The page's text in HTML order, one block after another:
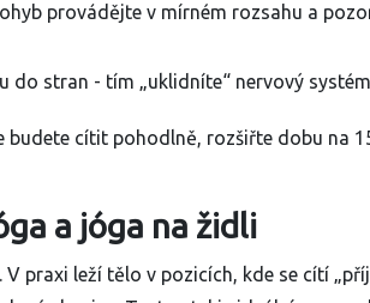
provádějte v mírném rozsahu a
do stran - tím „uklidníte“ nervový
cítit pohodlně, rozšiřte dobu na
a jóga na židli
praxi leží tělo v pozicích, kde se cítí